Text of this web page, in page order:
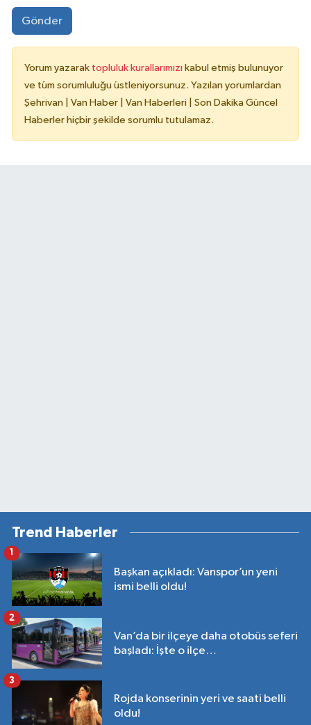
Gönder
Yorum yazarak topluluk kurallarımızı kabul etmiş bulunuyor
ve tüm sorumluluğu üstleniyorsunuz. Yazılan yorumlardan
Şehrivan | Van Haber | Van Haberleri | Son Dakika Güncel
Haberler hiçbir şekilde sorumlu tutulamaz.
Trend Haberler
Başkan açıkladı: Vanspor’un yeni
ismi belli oldu!
1
Van’da bir ilçeye daha otobüs seferi
başladı: İşte o ilçe…
2
Rojda konserinin yeri ve saati belli
oldu!
3